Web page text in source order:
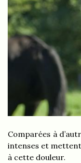
Comparées à
intenses et
à cette douleur.